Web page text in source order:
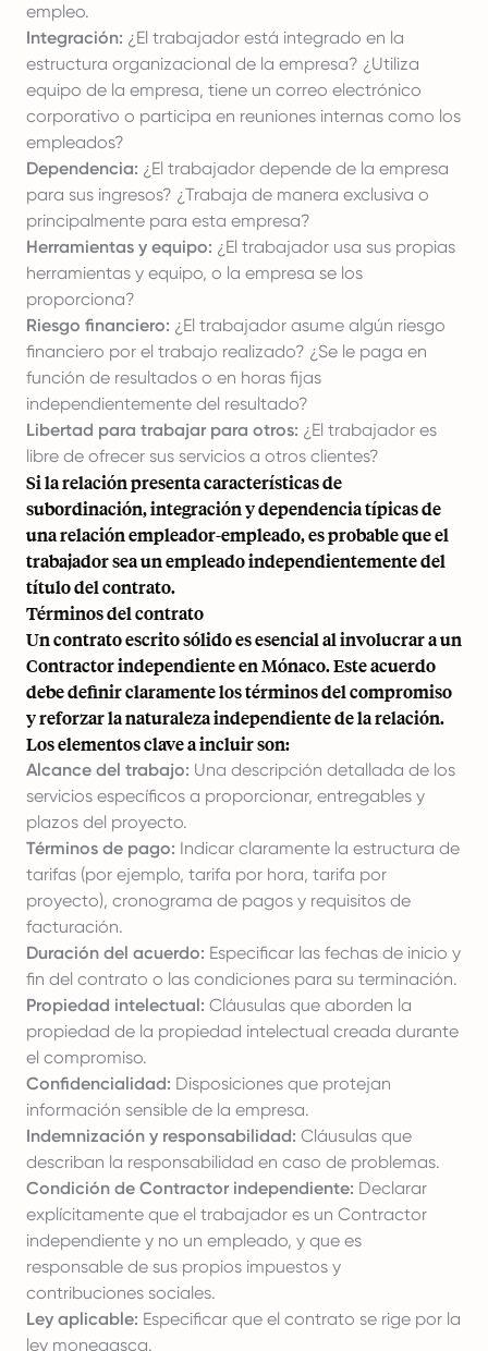
empleo.
Integración: ¿El trabajador está integrado en la
estructura organizacional de la empresa? ¿Utiliza
equipo de la empresa, tiene un correo electrónico
corporativo o participa en reuniones internas como los
empleados?
Dependencia: ¿El trabajador depende de la empresa
para sus ingresos? ¿Trabaja de manera exclusiva o
principalmente para esta empresa?
Herramientas y equipo: ¿El trabajador usa sus propias
herramientas y equipo, o la empresa se los
proporciona?
Riesgo financiero: ¿El trabajador asume algún riesgo
financiero por el trabajo realizado? ¿Se le paga en
función de resultados o en horas fijas
independientemente del resultado?
Libertad para trabajar para otros: ¿El trabajador es
libre de ofrecer sus servicios a otros clientes?
Si la relación presenta características de
subordinación, integración y dependencia típicas de
una relación empleador-empleado, es probable que el
trabajador sea un empleado independientemente del
título del contrato.
Términos del contrato
Un contrato escrito sólido es esencial al involucrar a un
Contractor independiente en Mónaco. Este acuerdo
debe definir claramente los términos del compromiso
y reforzar la naturaleza independiente de la relación.
Los elementos clave a incluir son:
Alcance del trabajo: Una descripción detallada de los
servicios específicos a proporcionar, entregables y
plazos del proyecto.
Términos de pago: Indicar claramente la estructura de
tarifas (por ejemplo, tarifa por hora, tarifa por
proyecto), cronograma de pagos y requisitos de
facturación.
Duración del acuerdo: Especificar las fechas de inicio y
fin del contrato o las condiciones para su terminación.
Propiedad intelectual: Cláusulas que aborden la
propiedad de la propiedad intelectual creada durante
el compromiso.
Confidencialidad: Disposiciones que protejan
información sensible de la empresa.
Indemnización y responsabilidad: Cláusulas que
describan la responsabilidad en caso de problemas.
Condición de Contractor independiente: Declarar
explícitamente que el trabajador es un Contractor
independiente y no un empleado, y que es
responsable de sus propios impuestos y
contribuciones sociales.
Ley aplicable: Especificar que el contrato se rige por la
ley monegasca.